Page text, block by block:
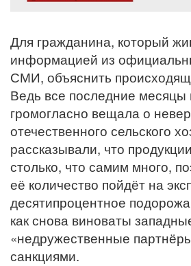
Для гражданина, который
информацией из
СМИ, объяснить
Ведь все последние месяцы
громогласно вещала о
отечественного сельского
рассказывали, что
столько, что самим много,
её количество пойдёт на
десятипроцентное
как снова виноваты
«недружественные
санкциями.